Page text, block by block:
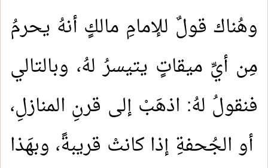
وهُناك قولٌ للإمامِ مالكٍ أنهُ يحرمُ
مِن أيِّ ميقاتٍ يتيسرُ لهُ، وبالتالي
فنقولُ لهُ: اذهَبْ إلى قرنِ المنازلِ،
أو الجُحفةِ إذا كانتْ قريبةً، وبهَذا